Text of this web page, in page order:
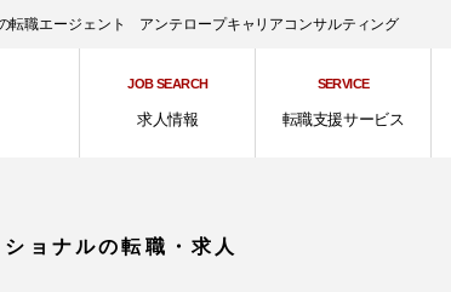
転職エージェント アンテロープキャリアコンサルティング
JOB SEARCH
求人情報
SERVICE
転職支援サービス
ョナルの転職・求人